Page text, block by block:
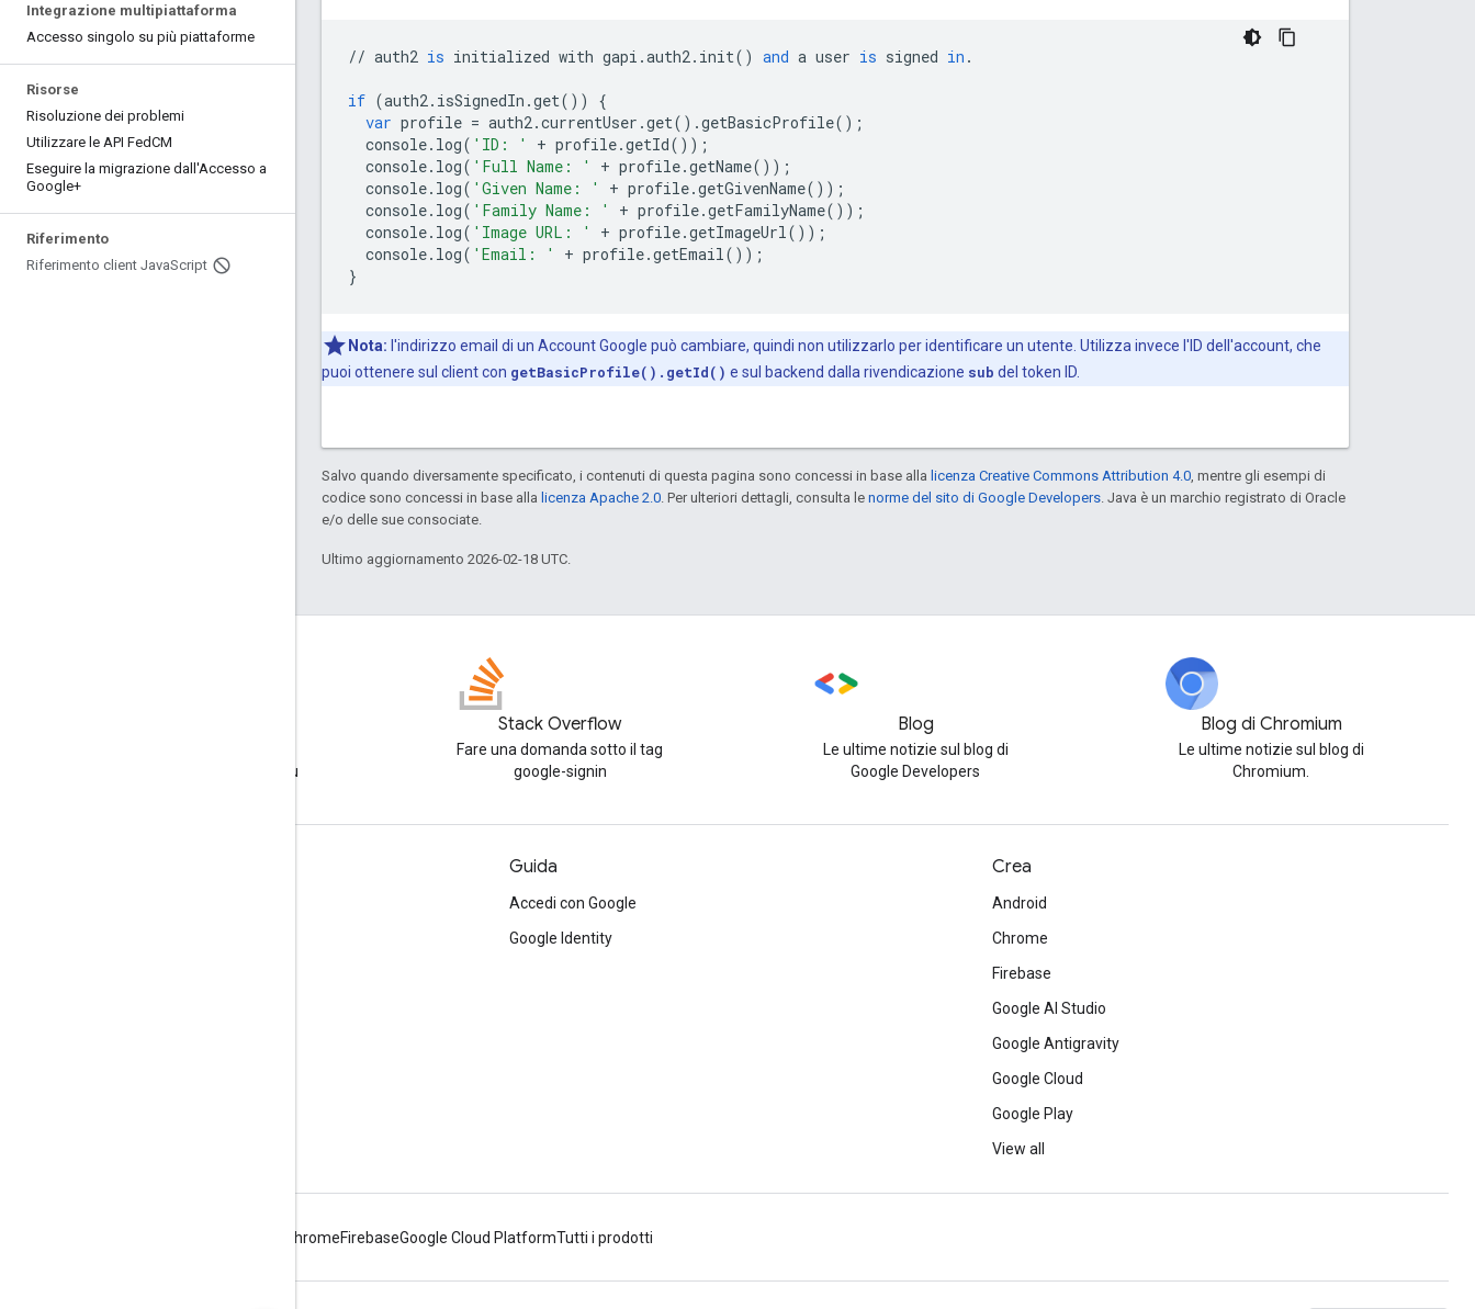
Integrazione multipiattaforma
Accesso singolo su più piattaforme
Risorse
Risoluzione dei problemi
Utilizzare le API FedCM
Eseguire la migrazione dall'Accesso a
Google+
Riferimento
Riferimento client JavaScript
// auth2 is initialized with gapi .auth2. init() and a user is signed in .
if (auth2. isSignedIn .get())
{
var profile = auth2.currentUser .get() .getBasicProfile();
console. log( 'ID: ' + profile.getId());
console. log( 'Full Name: ' + profile.getName());
console. log( 'Given Name: ' + profile.getGivenName());
console. log( 'Family Name: ' + profile.getFamilyName());
console. log( 'Image URL: ' + profile.getImageUrl());
console. log( 'Email: ' + profile.getEmail());
}
Nota: l'indirizzo email di un Account Google può cambiare, quindi non utilizzarlo per identificare un utente. Utilizza invece l'ID dell'account, che
puoi ottenere sul client con getBasicProfile().getId() e sul backend dalla rivendicazione sub del token ID.
Salvo quando diversamente specificato, i contenuti di questa pagina sono concessi in base alla licenza Creative Commons Attribution 4.0 , mentre gli esempi di
codice sono concessi in base alla licenza Apache 2.0 . Per ulteriori dettagli, consulta le norme del sito di Google Developers . Java è un marchio registrato di Oracle
e/o delle sue consociate.
Ultimo aggiornamento 2026-02-18 UTC.
campioni e provali anche tu
Stack Overflow
Fare una domanda sotto il tag
google-signin
Blog
Le ultime notizie sul blog di
Google Developers
Blog di Chromium
Le ultime notizie sul blog di
Chromium.
Guida
Accedi con Google
Google Identity
Crea
Android
Chrome
Firebase
Google AI Studio
Google Antigravity
Google Cloud
Google Play
View all
ChromeFirebaseGoogle Cloud PlatformTutti i prodotti